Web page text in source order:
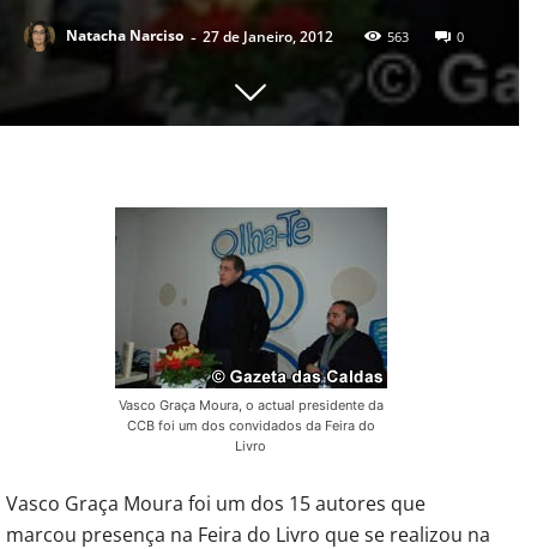
Natacha Narciso - 27 de Janeiro, 2012 563 0
Vasco Graça Moura, o actual presidente da
CCB foi um dos convidados da Feira do
Livro
Vasco Graça Moura foi um dos 15 autores que
marcou presença na Feira do Livro que se realizou na